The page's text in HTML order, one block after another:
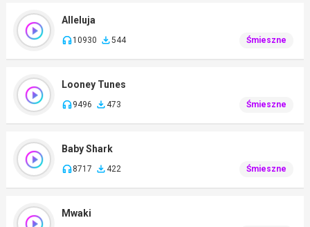
Alleluja
10930 544 Śmieszne
Looney Tunes
9496 473 Śmieszne
Baby Shark
8717 422 Śmieszne
Mwaki